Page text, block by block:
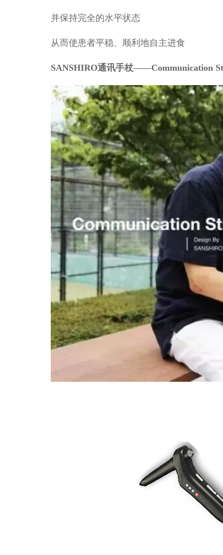
并保持完全的水平状态
从而使患者平稳、顺利地自主进食
SANSHIRO通讯手杖——Communication